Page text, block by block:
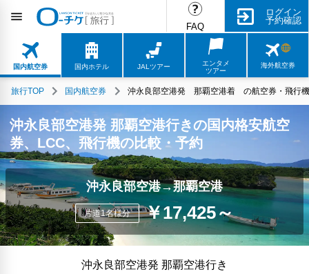
FAQ
ログイン
予約確認
国内航空券 国内ホテル JALツアー
エンタメ
ツアー
海外航空券
旅行TOP 国内航空券 沖永良部空港発 那覇空港着 の航空券・飛行
沖永良部空港発 那覇空港行きの国内格安航空
券、LCC、飛行機の比較・予約
沖永良部空港→那覇空港
片道1名様分 ￥17,425～
沖永良部空港発 那覇空港行き